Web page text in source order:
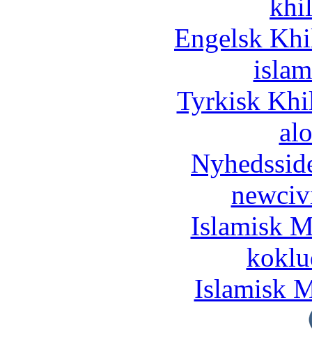
Engelsk
Tyrkisk
Islamisk
Islamisk